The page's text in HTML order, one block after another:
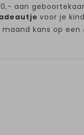
aan
voor je
maand kans op een